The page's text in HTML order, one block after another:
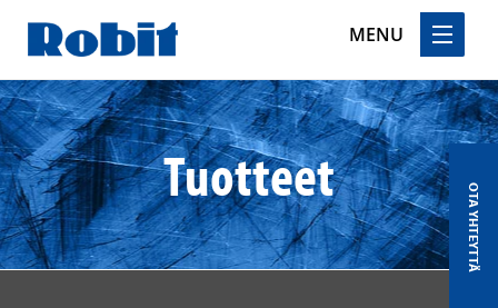
MENU
Skip
to
content
Tuotteet
OTA YHTEYTTÄ